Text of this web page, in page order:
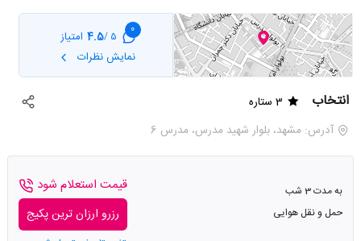
0
5 /
4.5 امتیاز
نمایش نظرات
انتخاب
3 ستاره
آدرس: مشهد، بلوار شهید مدرس، مدرس 6
به مدت 3 شب
حمل و نقل هوایی
قیمت استعلام شود
رزرو ارزان ترین پکیج